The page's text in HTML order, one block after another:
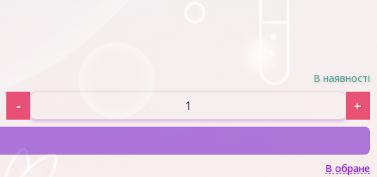
В наявності
- +
В обране